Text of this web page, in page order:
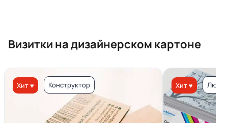
Визитки на дизайнерском картоне
Хит ♥ Конструктор Хит ♥ Люкс